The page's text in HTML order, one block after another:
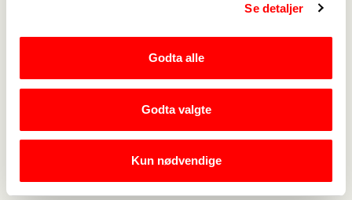
Se detaljer
Godta alle
Godta valgte
Kun nødvendige
Lønn og tariff ->